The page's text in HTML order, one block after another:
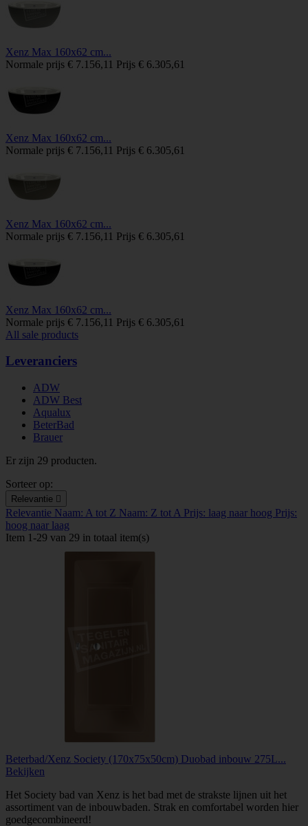
Xenz Max 160x62 cm...
Normale prijs € 7.156,11 Prijs € 6.305,61
Xenz Max 160x62 cm...
Normale prijs € 7.156,11 Prijs € 6.305,61
Xenz Max 160x62 cm...
Normale prijs € 7.156,11 Prijs € 6.305,61
Xenz Max 160x62 cm...
Normale prijs € 7.156,11 Prijs € 6.305,61
All sale products
Leveranciers
ADW
ADW Best
Aqualux
BeterBad
Brauer
Er zijn 29 producten.
Sorteer op:
Relevantie 
Relevantie Naam: A tot Z Naam: Z tot A Prijs: laag naar hoog Prijs:
hoog naar laag
Item 1-29 van 29 in totaal item(s)
Beterbad/Xenz Society (170x75x50cm) Duobad inbouw 275L...
Bekijken
Het Society bad van Xenz is het bad met de strakste lijnen uit het
assortiment van de inbouwbaden. Strak en comfortabel worden hier
goedgecombineerd!